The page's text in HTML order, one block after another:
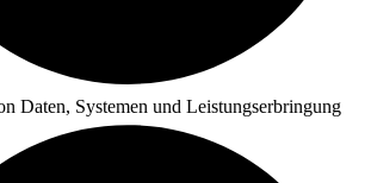
Daten, Systemen und Leistungserbringung